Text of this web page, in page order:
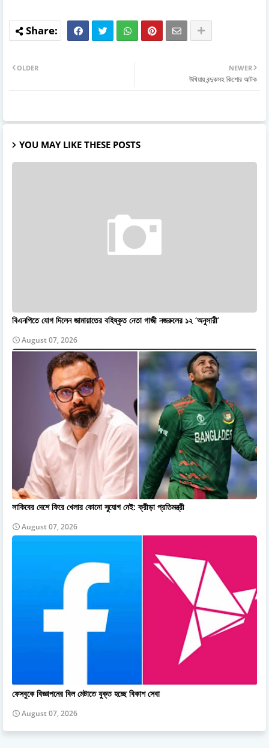
NEWER
উখিয়ায় বন্দুকসহ কিশোর আটক
OLDER
YOU MAY LIKE THESE POSTS
বিএনপিতে যোগ দিলেন জামায়াতের বহিষ্কৃত নেতা গাজী নজরুলের ১২ ‘অনুসারী’
August 07, 2026
সাকিবের দেশে ফিরে খেলার কোনো সুযোগ নেই: ক্রীড়া প্রতিমন্ত্রী
August 07, 2026
ফেসবুকে বিজ্ঞাপনের বিল মেটাতে যুক্ত হচ্ছে বিকাশ সেবা
August 07, 2026